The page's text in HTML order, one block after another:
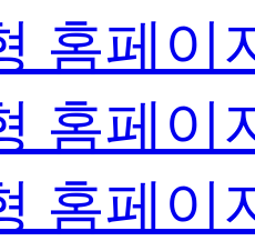
홈페이
홈페이
홈페이